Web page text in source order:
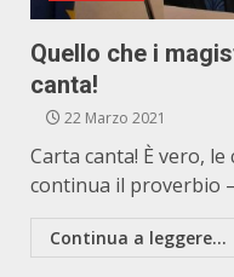
Quello che i
canta!
22 Marzo 2021
Carta canta! È vero,
continua il proverbio
Continua a leggere...